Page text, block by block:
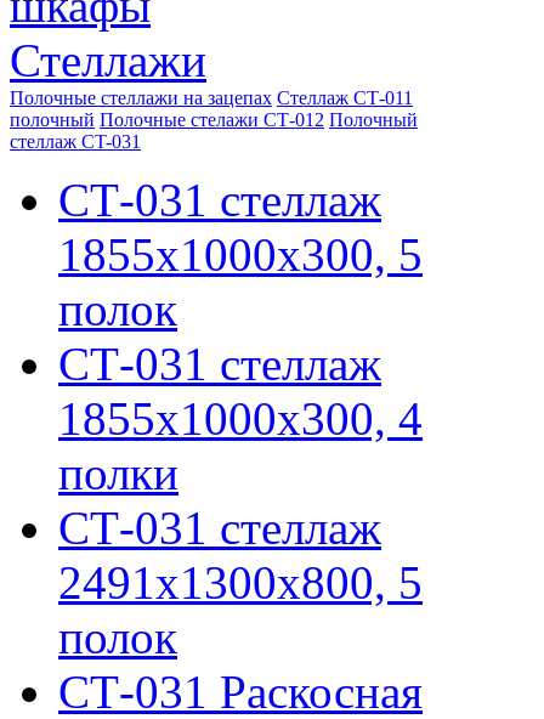
Стеллажи
Полочные стеллажи на зацепах Стеллаж СТ-011
полочный Полочные стелажи СТ-012 Полочный
стеллаж CT-031
СТ-031 стеллаж
1855х1000х300, 5
полок
СТ-031 стеллаж
1855х1000х300, 4
полки
СТ-031 стеллаж
2491х1300х800, 5
полок
СТ-031 Раскосная